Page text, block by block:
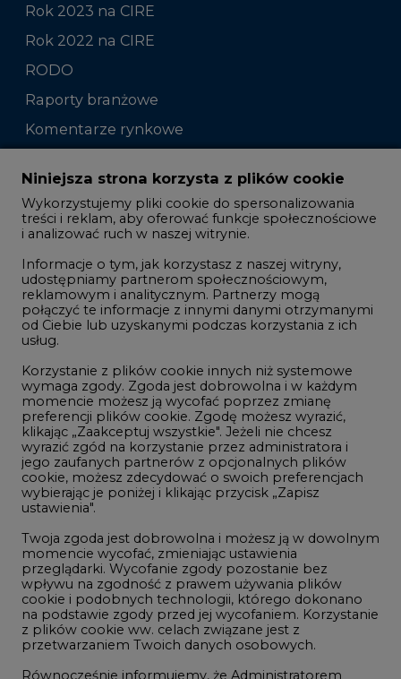
Rok 2023 na CIRE
Rok 2022 na CIRE
RODO
Raporty branżowe
Komentarze rynkowe
Zmiany kadrowe na rynku
Studio CIRE
Rozmowy o energetyce
Gospodarka
Geopolityka
LTE450
Innowacje i AI
Telekomunikacja i IT
Handel emisjami CO2
Wodór
Górnictwo
Atom
Fotowoltaika
Offshore wind
Niniejsza strona korzysta z plików cookie
Wykorzystujemy pliki cookie do spersonalizowania
treści i reklam, aby oferować funkcje społecznościowe
i analizować ruch w naszej witrynie.
Informacje o tym, jak korzystasz z naszej witryny,
udostępniamy partnerom społecznościowym,
reklamowym i analitycznym. Partnerzy mogą
połączyć te informacje z innymi danymi otrzymanymi
od Ciebie lub uzyskanymi podczas korzystania z ich
usług.
Korzystanie z plików cookie innych niż systemowe
wymaga zgody. Zgoda jest dobrowolna i w każdym
momencie możesz ją wycofać poprzez zmianę
preferencji plików cookie. Zgodę możesz wyrazić,
klikając „Zaakceptuj wszystkie". Jeżeli nie chcesz
wyrazić zgód na korzystanie przez administratora i
jego zaufanych partnerów z opcjonalnych plików
cookie, możesz zdecydować o swoich preferencjach
wybierając je poniżej i klikając przycisk „Zapisz
ustawienia".
Twoja zgoda jest dobrowolna i możesz ją w dowolnym
momencie wycofać, zmieniając ustawienia
przeglądarki. Wycofanie zgody pozostanie bez
wpływu na zgodność z prawem używania plików
cookie i podobnych technologii, którego dokonano
na podstawie zgody przed jej wycofaniem. Korzystanie
z plików cookie ww. celach związane jest z
przetwarzaniem Twoich danych osobowych.
Równocześnie informujemy, że Administratorem